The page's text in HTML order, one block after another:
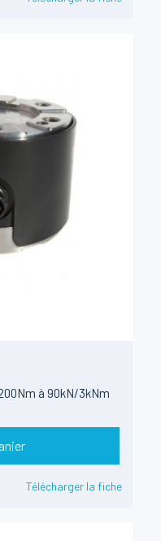
à 90kN/3kNm
Télécharger la fiche